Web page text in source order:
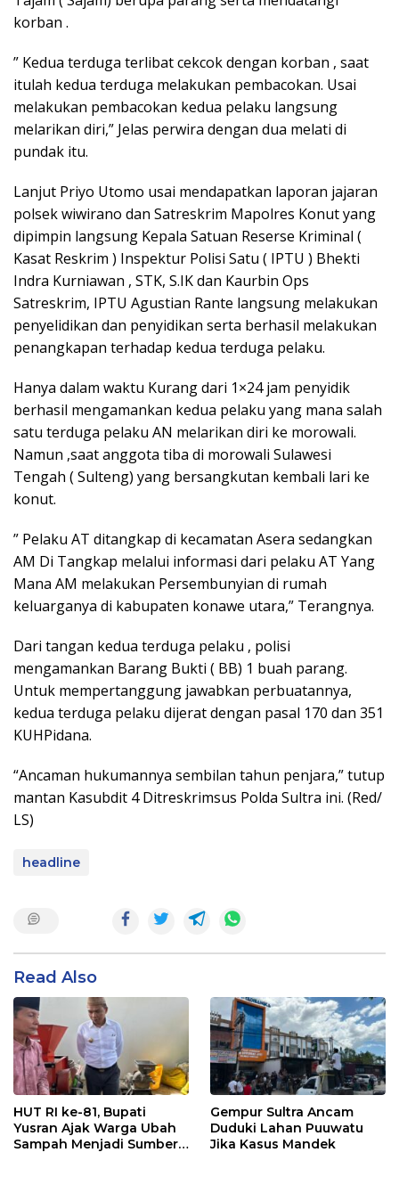
korban .
” Kedua terduga terlibat cekcok dengan korban , saat
itulah kedua terduga melakukan pembacokan. Usai
melakukan pembacokan kedua pelaku langsung
melarikan diri,” Jelas perwira dengan dua melati di
pundak itu.
Lanjut Priyo Utomo usai mendapatkan laporan jajaran
polsek wiwirano dan Satreskrim Mapolres Konut yang
dipimpin langsung Kepala Satuan Reserse Kriminal (
Kasat Reskrim ) Inspektur Polisi Satu ( IPTU ) Bhekti
Indra Kurniawan , STK, S.IK dan Kaurbin Ops
Satreskrim, IPTU Agustian Rante langsung melakukan
penyelidikan dan penyidikan serta berhasil melakukan
penangkapan terhadap kedua terduga pelaku.
Hanya dalam waktu Kurang dari 1×24 jam penyidik
berhasil mengamankan kedua pelaku yang mana salah
satu terduga pelaku AN melarikan diri ke morowali.
Namun ,saat anggota tiba di morowali Sulawesi
Tengah ( Sulteng) yang bersangkutan kembali lari ke
konut.
” Pelaku AT ditangkap di kecamatan Asera sedangkan
AM Di Tangkap melalui informasi dari pelaku AT Yang
Mana AM melakukan Persembunyian di rumah
keluarganya di kabupaten konawe utara,” Terangnya.
Dari tangan kedua terduga pelaku , polisi
mengamankan Barang Bukti ( BB) 1 buah parang.
Untuk mempertanggung jawabkan perbuatannya,
kedua terduga pelaku dijerat dengan pasal 170 dan 351
KUHPidana.
“Ancaman hukumannya sembilan tahun penjara,” tutup
mantan Kasubdit 4 Ditreskrimsus Polda Sultra ini. (Red/
LS)
headline
Read Also
HUT RI ke-81, Bupati
Yusran Ajak Warga Ubah
Sampah Menjadi Sumber
Gempur Sultra Ancam
Duduki Lahan Puuwatu
Jika Kasus Mandek